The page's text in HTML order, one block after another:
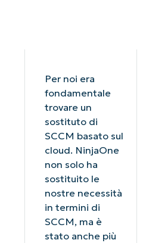
Per noi era
fondamentale
trovare un
sostituto di
SCCM basato sul
cloud. NinjaOne
non solo ha
sostituito le
nostre necessità
in termini di
SCCM, ma è
stato anche più